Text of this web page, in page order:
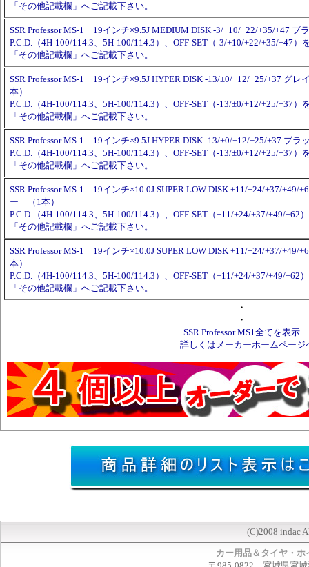
「その他記載欄」へご記載下さい。
SSR Professor MS-1 19インチ×9.5J MEDIUM DISK -3/+10/+22/+35/+47
P.C.D.（4H-100/114.3、5H-100/114.3）、OFF-SET（-3/+10/+22/+35/+47）
「その他記載欄」へご記載下さい。
SSR Professor MS-1 19インチ×9.5J HYPER DISK -13/±0/+12/+25/+37 グ
本）
P.C.D.（4H-100/114.3、5H-100/114.3）、OFF-SET（-13/±0/+12/+25/+37）
「その他記載欄」へご記載下さい。
SSR Professor MS-1 19インチ×9.5J HYPER DISK -13/±0/+12/+25/+37 ブ
P.C.D.（4H-100/114.3、5H-100/114.3）、OFF-SET（-13/±0/+12/+25/+37）
「その他記載欄」へご記載下さい。
SSR Professor MS-1 19インチ×10.0J SUPER LOW DISK +11/+24/+37/+49/
ー （1本）
P.C.D.（4H-100/114.3、5H-100/114.3）、OFF-SET（+11/+24/+37/+49/+62
「その他記載欄」へご記載下さい。
SSR Professor MS-1 19インチ×10.0J SUPER LOW DISK +11/+24/+37/
本）
P.C.D.（4H-100/114.3、5H-100/114.3）、OFF-SET（+11/+24/+37/+49/+62
「その他記載欄」へご記載下さい。
・
・
SSR Professor MS1全てを表示
詳しくはメーカーホームページ
(C)2008 indac
カー用品＆タイヤ・